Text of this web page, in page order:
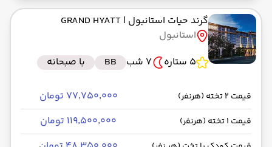
گرند حیات استانبول | GRAND HYATT
استانبول
5 ستاره
7 شب BB با صبحانه
قیمت 2 تخته (هرنفر) ۷۷٬۷۵۰٬۰۰۰ تومان
قیمت 1 تخته (هرنفر) ۱۱۹٬۵۰۰٬۰۰۰ تومان